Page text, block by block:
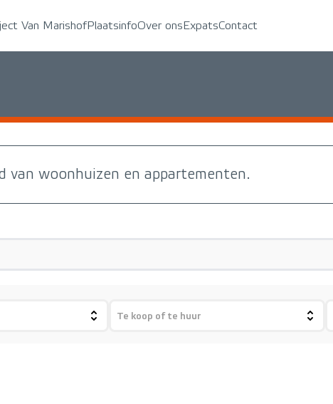
Van Marishof Plaatsinfo Over onsExpatsContact
van woonhuizen en appartementen.
Te koop of te huur